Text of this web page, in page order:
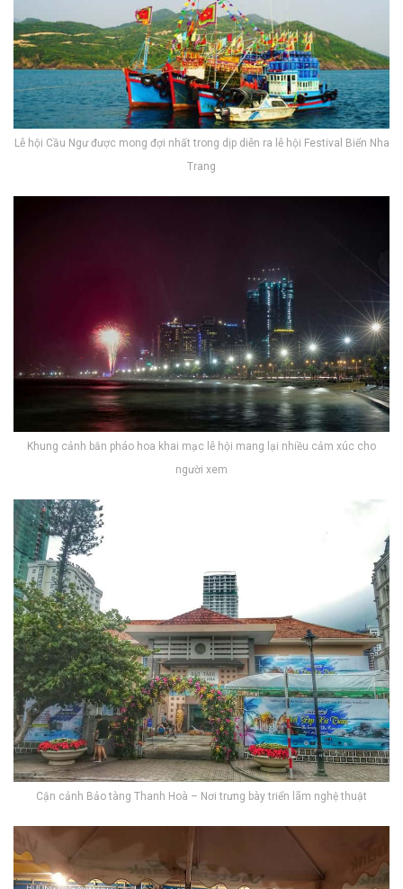
Lễ hội Cầu Ngư được mong đợi nhất trong dịp diễn ra lễ hội Festival Biển Nha
Trang
Khung cảnh bắn pháo hoa khai mạc lễ hội mang lại nhiều cảm xúc cho
người xem
Cận cảnh Bảo tàng Thanh Hoà – Nơi trưng bày triển lãm nghệ thuật